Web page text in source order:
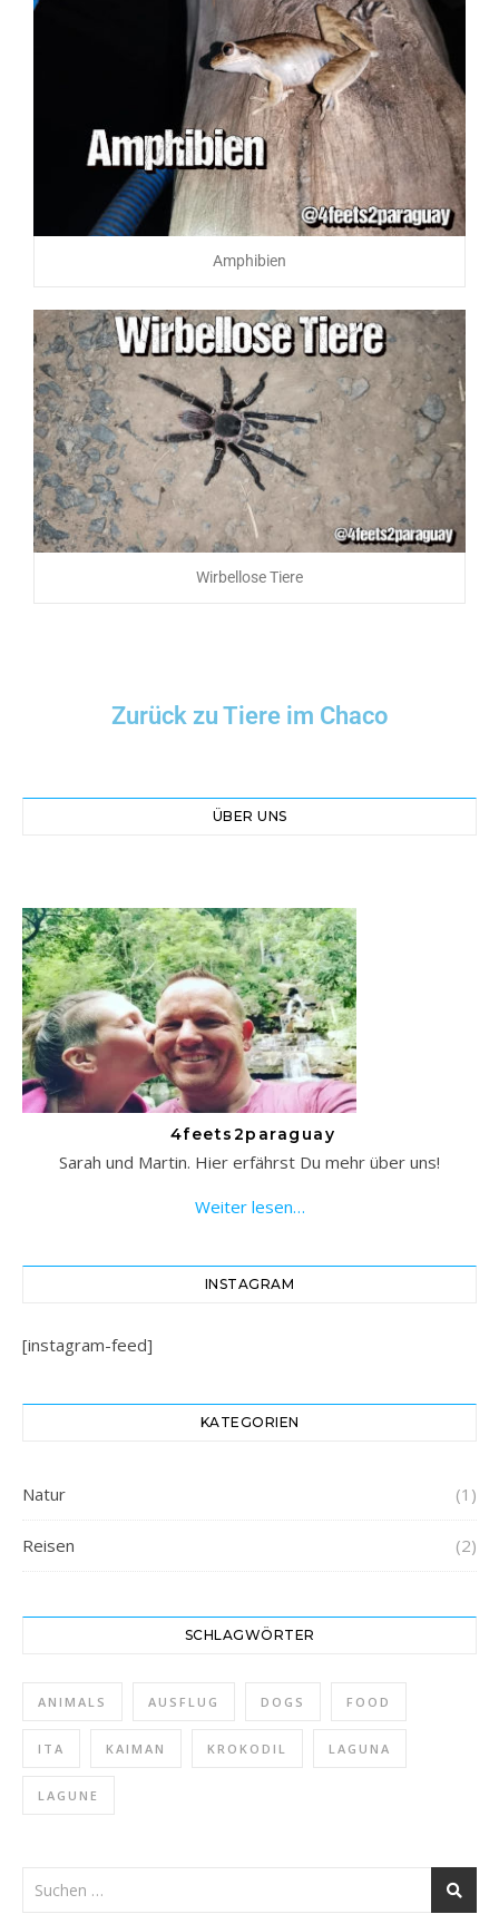
Amphibien
Wirbellose Tiere
Zurück zu Tiere im Chaco
ÜBER UNS
4feets2paraguay
Sarah und Martin. Hier erfährst Du mehr über uns!
Weiter lesen…
INSTAGRAM
[instagram-feed]
KATEGORIEN
Natur (1)
Reisen (2)
SCHLAGWÖRTER
ANIMALS AUSFLUG DOGS FOOD
ITA KAIMAN KROKODIL LAGUNA
LAGUNE